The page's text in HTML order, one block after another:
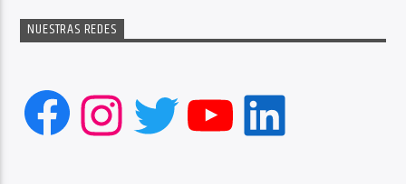
NUESTRAS REDES
Facebook
Instagram
Twitter
YouTube
LinkedIn